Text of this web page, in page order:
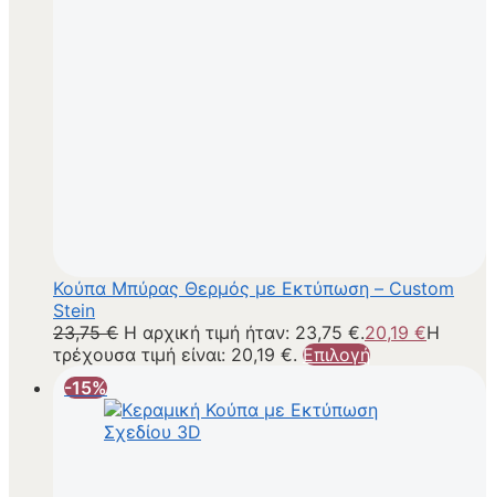
Κούπα Μπύρας Θερμός με Εκτύπωση – Custom
Stein
23,75€ Η αρχική τιμή ήταν: 23,75 €.20,19 €Η
τρέχουσα τιμή είναι: 20,19 €. Επιλογή
-15%